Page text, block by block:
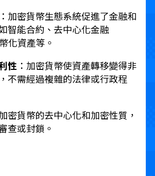
：加密貨幣生態系統促進了金融和
智能合約、去中心化金融
化資產等。
性 ：加密貨幣使資產轉移變得非
不需經過複雜的法律或行政程
密貨幣的去中心化和加密性質，
查或封鎖。